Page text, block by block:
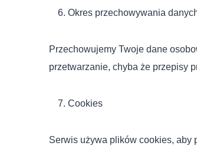
Okres przechowywania
Przechowujemy Twoje dane
przetwarzanie, chyba że przepisy
Cookies
Serwis używa plików cookies, aby